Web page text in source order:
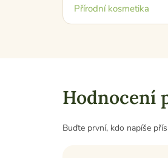
Přírodní kosmetika
Hodnocení
Buďte první, kdo napíše